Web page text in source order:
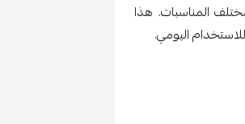
المناسبات. هذا
اليومي.